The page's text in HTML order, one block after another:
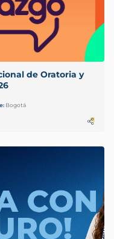
de Oratoria y
Bogotá